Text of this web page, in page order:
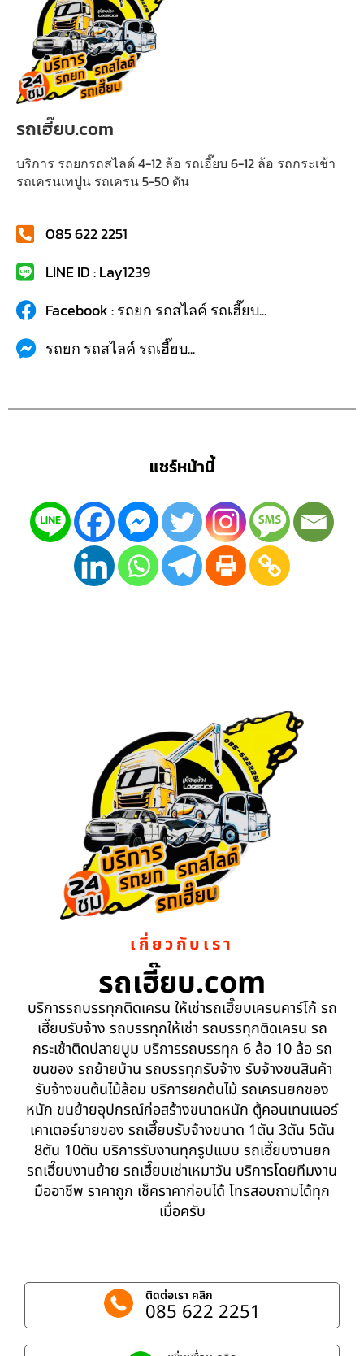
รถเฮี๊ยบ.com
บริการ รถยกรถสไลด์ 4-12 ล้อ รถเฮี๊ยบ 6-12 ล้อ รถกระเช้า
รถเครนเทปูน รถเครน 5-50 ตัน
085 622 2251
LINE ID : Lay1239
Facebook : รถยก รถสไลค์ รถเฮี๊ยบ...
รถยก รถสไลค์ รถเฮี๊ยบ...
แชร์หน้านี้
เกี่ยวกับเรา
รถเฮี๊ยบ.com
บริการรถบรรทุกติดเครน ให้เช่ารถเฮี๊ยบเครนคาร์โก้ รถ
เฮี๊ยบรับจ้าง รถบรรทุกให้เช่า รถบรรทุกติดเครน รถ
กระเช้าติดปลายบูม บริการรถบรรทุก 6 ล้อ 10 ล้อ รถ
ขนของ รถย้ายบ้าน รถบรรทุกรับจ้าง รับจ้างขนสินค้า
รับจ้างขนต้นไม้ล้อม บริการยกต้นไม้ รถเครนยกของ
หนัก ขนย้ายอุปกรณ์ก่อสร้างขนาดหนัก ตู้คอนเทนเนอร์
เคาเตอร์ขายของ รถเฮี๊ยบรับจ้างขนาด 1ตัน 3ตัน 5ตัน
8ตัน 10ตัน บริการรับงานทุกรูปแบบ รถเฮี๊ยบงานยก
รถเฮี๊ยบงานย้าย รถเฮี๊ยบเช่าเหมาวัน บริการโดยทีมงาน
มืออาชีพ ราคาถูก เช็คราคาก่อนได้ โทรสอบถามได้ทุก
เมื่อครับ
ติดต่อเรา คลิก
085 622 2251